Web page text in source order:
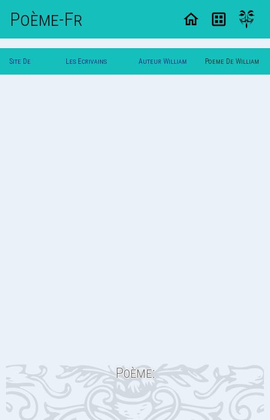
Poème-Fr
Site De Les Ecrivains Auteur William Poeme De William
Poème: